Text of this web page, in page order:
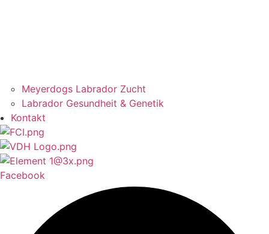
Meyerdogs Labrador Zucht
Labrador Gesundheit & Genetik
Kontakt
Facebook